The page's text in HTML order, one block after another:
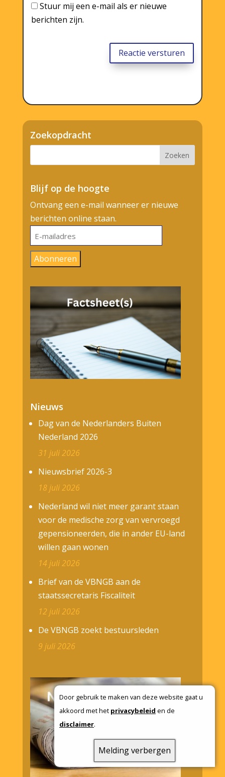
Door gebruik te maken van deze website gaat u
akkoord met het privacybeleid en de
disclaimer.
Melding verbergen
Stuur mij een e-mail als er nieuwe
berichten zijn.
Reactie versturen
Zoekopdracht
Blijf op de hoogte
Ontvang een e-mail wanneer er nieuwe
berichten online staan.
E-
mailadres
Abonneren
Nieuws
Dag van de Nederlanders Buiten
Nederland 2026
31 juli 2026
Nieuwsbrief 2026-3
18 juli 2026
Nederland wil niet meer garant staan
voor de medische zorg van vervroegd
gepensioneerden, die in ander EU-land
willen gaan wonen
14 juli 2026
Brief van de VBNGB aan de
staatssecretaris Fiscaliteit
12 juli 2026
De VBNGB zoekt bestuursleden
9 juli 2026